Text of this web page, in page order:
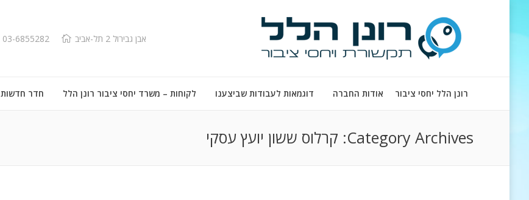
אבן גבירול 2 תל-אביב 03-6855282
רונן הלל יחסי ציבור אודות החברה דוגמאות לעבודות שביצענו לקוחות – משרד יחסי ציבור רונן הלל חדר חדשות
Category Archives: קרלוס ששון יועץ עסקי